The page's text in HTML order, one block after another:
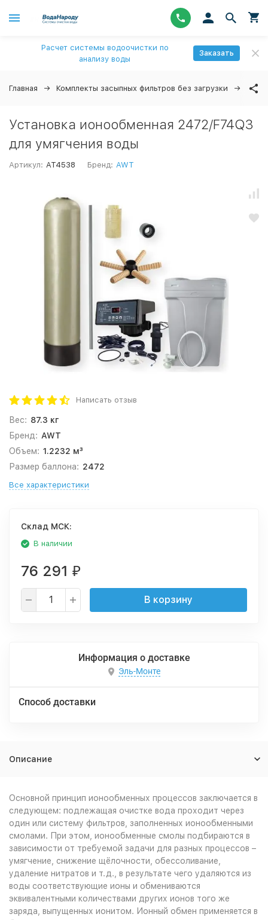
Расчет системы водоочистки по
анализу воды
Заказать
Главная Комплекты засыпных фильтров без загрузки
Установка ионообменная 2472/F74Q3
для умягчения воды
Артикул: AT4538 Бренд: AWT
Написать отзыв
Вес: 87.3 кг
Бренд: AWT
Объем: 1.2232 м³
Размер баллона: 2472
Все характеристики
Cклад МСК:
В наличии
76 291 ₽
В корзину
Информация о доставке
Эль-Монте
Способ доставки
Описание
Основной принцип ионообменных процессов заключается в
следующем: подлежащая очистке вода проходит через
один или систему фильтров, заполненных ионообменными
смолами. При этом, ионообменные смолы подбираются в
зависимости от требуемой задачи для разных процессов –
умягчение, снижение щёлочности, обессоливание,
удаление нитратов и т.д., в результате чего удаляются из
воды соответствующие ионы и обмениваются
эквивалентными количествами других ионов того же
заряда, выпущенных ионитом. Ионный обмен применяется в